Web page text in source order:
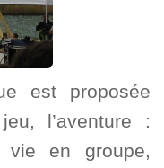
est proposée
l’aventure :
en groupe,